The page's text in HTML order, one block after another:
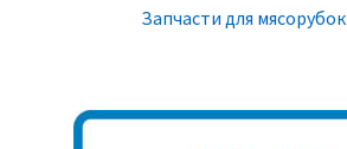
Запчасти для мясорубок